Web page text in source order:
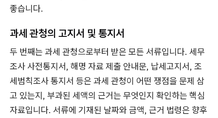
좋습니다.
과세 관청의 고지서 및 통지서
두 번째는 과세 관청으로부터 받은 모든 서류입니다. 세무
조사 사전통지서, 해명 자료 제출 안내문, 납세고지서, 조
세범칙조사 통지서 등은 과세 관청이 어떤 쟁점을 문제 삼
고 있는지, 부과된 세액의 근거는 무엇인지 확인하는 핵심
자료입니다. 서류에 기재된 날짜와 금액, 근거 법령은 향후